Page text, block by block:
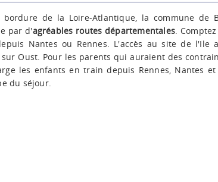
bordure de la Loire-Atlantique, la commune de
par d'agréables routes départementales.
Nantes ou Rennes. L'accès au site de l'Ile
Oust. Pour les parents qui auraient des
les enfants en train depuis Rennes, Nantes et
du séjour.